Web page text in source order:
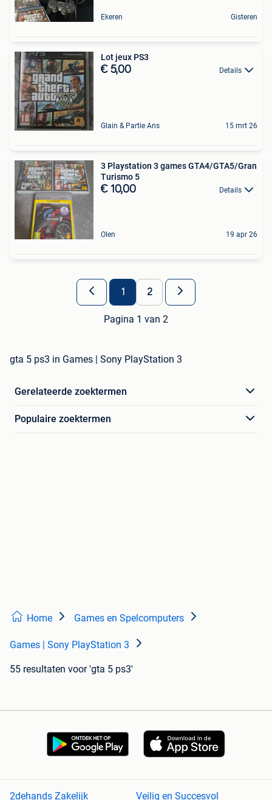
Ekeren Gisteren
Lot jeux PS3
€ 5,00 Details
Glain & Partie Ans 15 mrt 26
3 Playstation 3 games GTA4/GTA5/Gran
Turismo 5
€ 10,00 Details
Olen 19 apr 26
1 2
Pagina 1 van 2
gta 5 ps3 in Games | Sony PlayStation 3
Gerelateerde zoektermen
Populaire zoektermen
Home Games en Spelcomputers
Games | Sony PlayStation 3
55 resultaten voor 'gta 5 ps3'
2dehands Zakelijk Veilig en Succesvol